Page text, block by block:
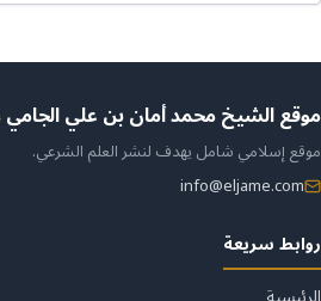
عن
الموقع
موقع الشيخ محمد أمان بن علي الجامي
موقع إسلامي شامل يهدف لنشر العلم الشرعي.
info@eljame.com
روابط سريعة